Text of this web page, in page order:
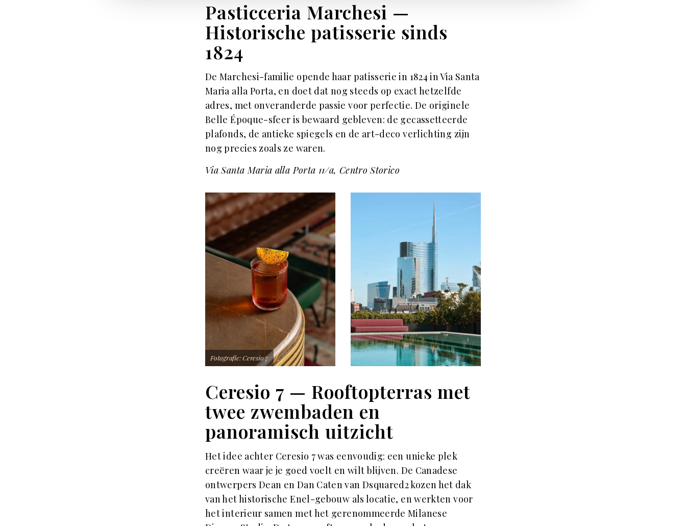
Pasticceria Marchesi —
Historische patisserie sinds
1824
De Marchesi-familie opende haar patisserie in 1824 in Via Santa
Maria alla Porta, en doet dat nog steeds op exact hetzelfde
adres, met onveranderde passie voor perfectie. De originele
Belle Époque-sfeer is bewaard gebleven: de gecassetteerde
plafonds, de antieke spiegels en de art-deco verlichting zijn
nog precies zoals ze waren.
Via Santa Maria alla Porta 11/a, Centro Storico
Fotografie: Ceresio 7
Ceresio 7 — Rooftopterras met
twee zwembaden en
panoramisch uitzicht
Het idee achter Ceresio 7 was eenvoudig: een unieke plek
creëren waar je je goed voelt en wilt blijven. De Canadese
ontwerpers Dean en Dan Caten van Dsquared2 kozen het dak
van het historische Enel-gebouw als locatie, en werkten voor
het interieur samen met het gerenommeerde Milanese